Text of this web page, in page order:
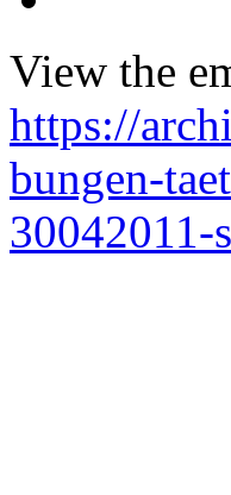
View the
https://
bungen-
30042011-